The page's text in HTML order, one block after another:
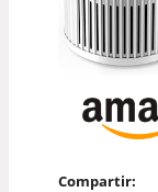
Compartir: